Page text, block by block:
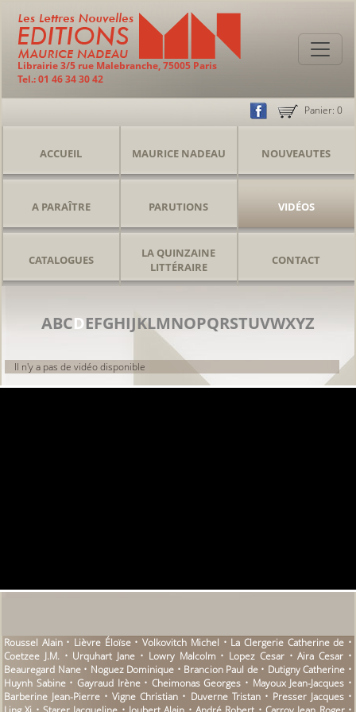
Librairie 3/5 rue Malebranche, 75005 Paris
Tel.: 01 46 34 30 42
Panier: 0
ACCUEIL MAURICE NADEAU NOUVEAUTES
A PARAÎTRE PARUTIONS VIDÉOS
CATALOGUES
LA QUINZAINE
LITTÉRAIRE
CONTACT
ABCDEFGHIJKLMNOPQRSTUVWXYZ
Il n'y a pas de vidéo disponible
Roussel Alain • Lièvre Éloïse • Volkovitch Michel • La Clergerie Catherine de •
Coetzee J.M. • Urquhart Jane • Lowry Malcolm • Lopez Cesar • Aira Cesar •
Beauregard Nane • Noguez Dominique • Brancion Paul de • Dutigny Catherine •
Huynh Sabine • Gayraud Irène • Cheimonas Georges • Mayoux Jean-Jacques •
Barberine Jean-Pierre • Vigne Christian • Duverne Tristan • Presser Jacques •